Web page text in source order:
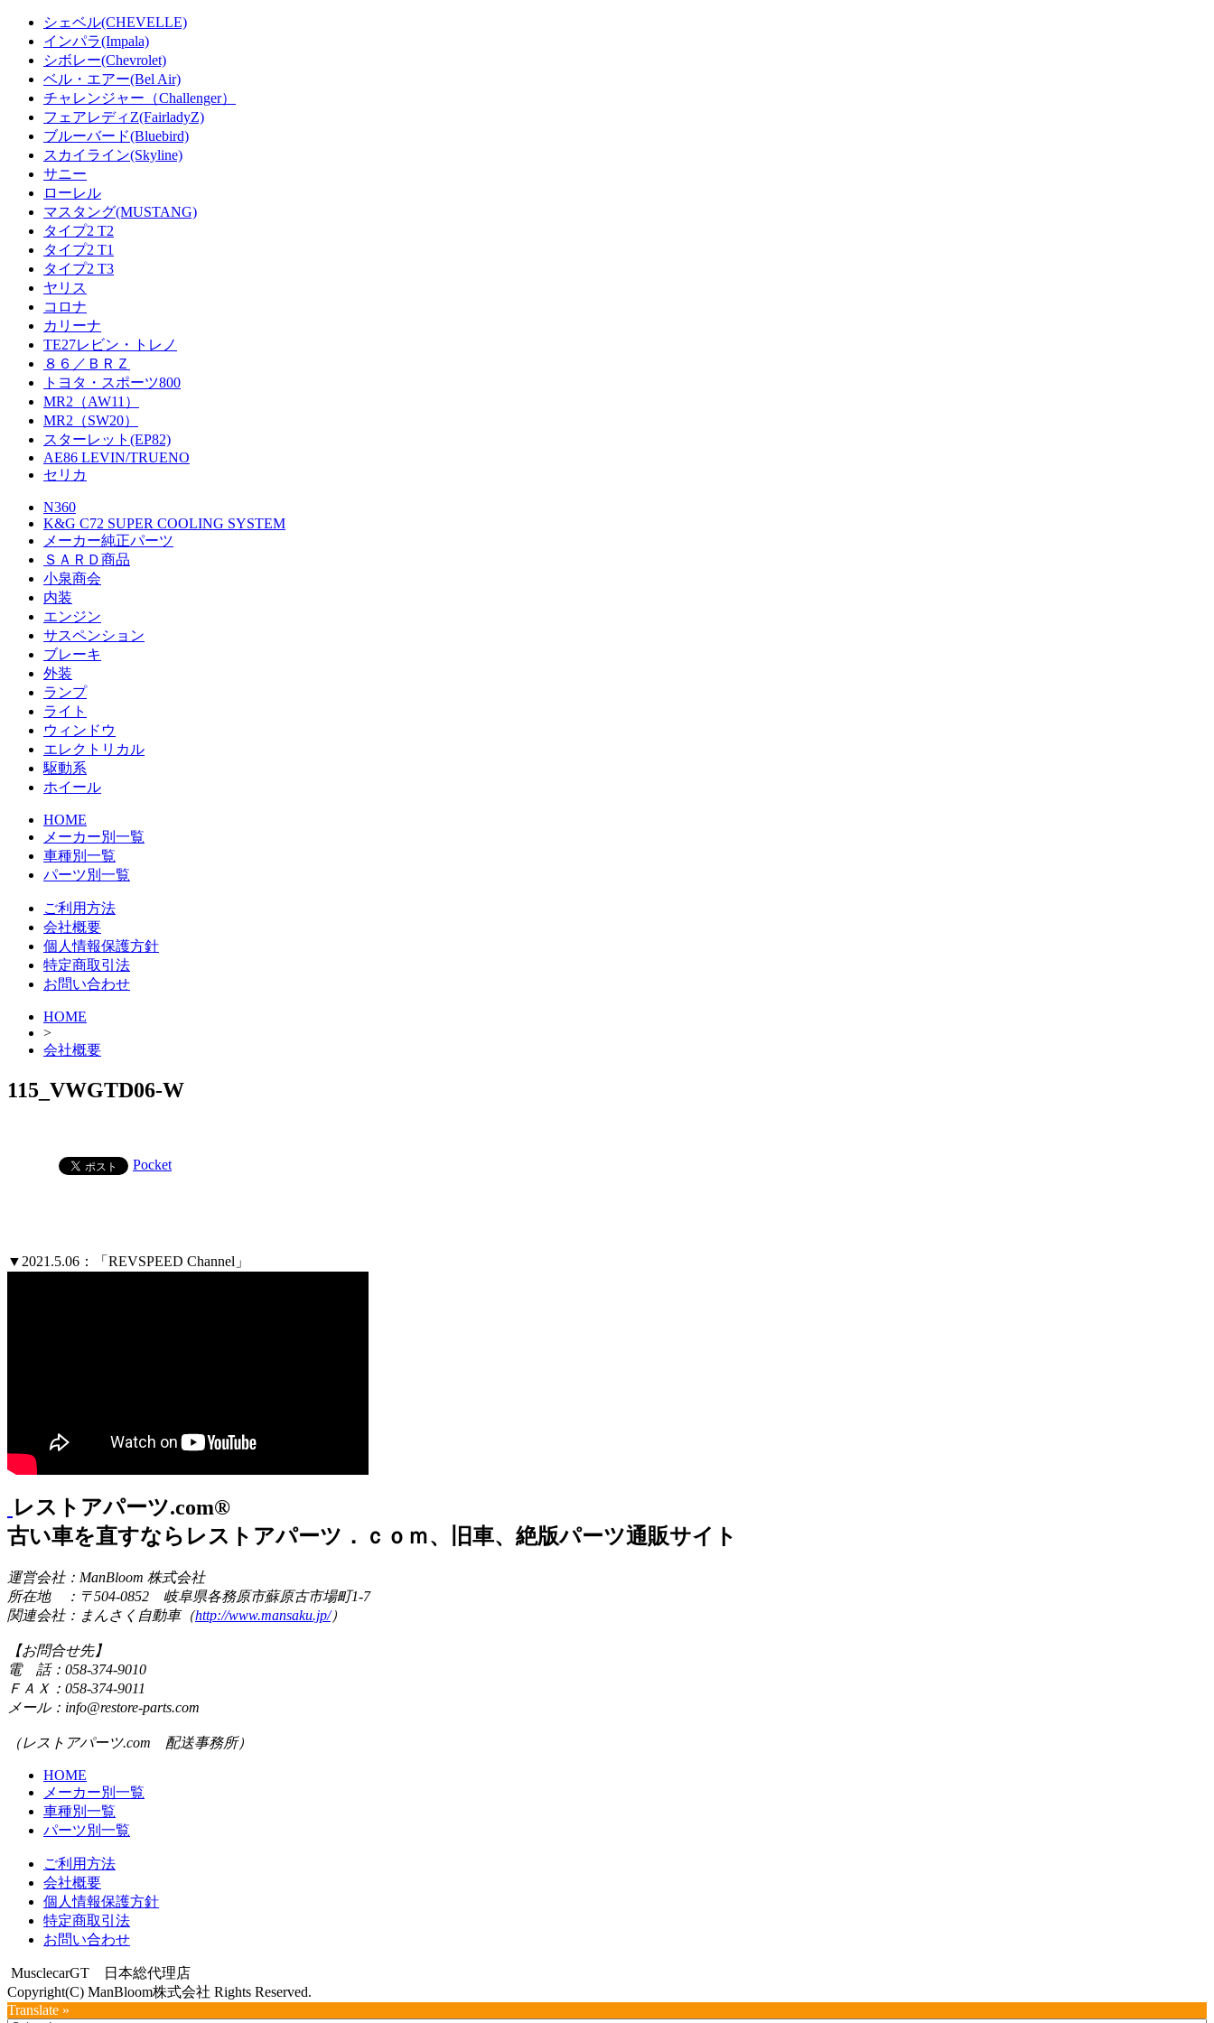
シェベル(CHEVELLE)
インパラ(Impala)
シボレー(Chevrolet)
ベル・エアー(Bel Air)
チャレンジャー（Challenger）
フェアレディZ(FairladyZ)
ブルーバード(Bluebird)
スカイライン(Skyline)
サニー
ローレル
マスタング(MUSTANG)
タイプ2 T2
タイプ2 T1
タイプ2 T3
ヤリス
コロナ
カリーナ
TE27レビン・トレノ
８６／ＢＲＺ
トヨタ・スポーツ800
MR2（AW11）
MR2（SW20）
スターレット(EP82)
AE86 LEVIN/TRUENO
セリカ
N360
K&G C72 SUPER COOLING SYSTEM
メーカー純正パーツ
ＳＡＲＤ商品
小泉商会
内装
エンジン
サスペンション
ブレーキ
外装
ランプ
ライト
ウィンドウ
エレクトリカル
駆動系
ホイール
HOME
メーカー別一覧
車種別一覧
パーツ別一覧
ご利用方法
会社概要
個人情報保護方針
特定商取引法
お問い合わせ
HOME
>
会社概要
115_VWGTD06-W
Pocket
▼2021.5.06：「REVSPEED Channel」
レストアパーツ.com®
古い車を直すならレストアパーツ．ｃｏｍ、旧車、絶版パーツ通販サイト
運営会社：ManBloom 株式会社
所在地 ：〒504-0852 岐阜県各務原市蘇原古市場町1-7
関連会社：まんさく自動車（http://www.mansaku.jp/）
【お問合せ先】
電 話：058-374-9010
ＦＡＸ：058-374-9011
メール：info@restore-parts.com
（レストアパーツ.com 配送事務所）
HOME
メーカー別一覧
車種別一覧
パーツ別一覧
ご利用方法
会社概要
個人情報保護方針
特定商取引法
お問い合わせ
MusclecarGT 日本総代理店
Copyright(C) ManBloom株式会社 Rights Reserved.
Translate »